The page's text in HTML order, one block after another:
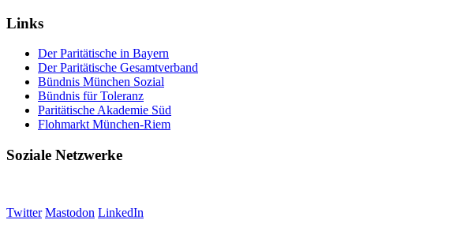
Links
Der Paritätische in Bayern
Der Paritätische Gesamtverband
Bündnis München Sozial
Bündnis für Toleranz
Paritätische Akademie Süd
Flohmarkt München-Riem
Soziale Netzwerke
Twitter Mastodon LinkedIn